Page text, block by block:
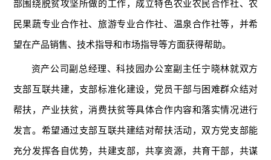
部围绕脱贫攻坚所做的工作，成立特色农业农民合作社、农
民果蔬专业合作社、旅游专业合作社、温泉合作社等，并希
望在产品销售、技术指导和市场指导等方面获得帮助。
资产公司副总经理、科技园办公室副主任宁晓林就双方
支部互联共建，支部标准化建设，党员干部与困难群众结对
帮扶，产业扶贫，消费扶贫等具体合作内容和落实情况进行
发言。希望通过支部互联共建结对帮扶活动，双方党支部能
充分发挥各自优势，共建支部，共享资源，共育干部，共谋